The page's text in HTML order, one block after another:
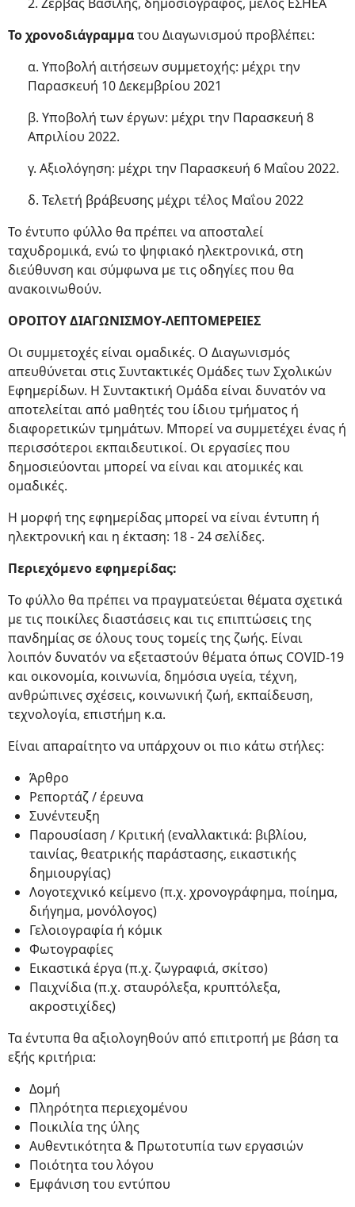
Το χρονοδιάγραμματου Διαγωνισμού προβλέπει:
α. Υποβολή αιτήσεων συμμετοχής: μέχρι την
Παρασκευή 10 Δεκεμβρίου 2021
β. Υποβολή των έργων: μέχρι την Παρασκευή 8
Απριλίου 2022.
γ. Αξιολόγηση: μέχρι την Παρασκευή 6 Μαΐου 2022.
δ. Τελετή βράβευσης μέχρι τέλος Μαΐου 2022
Το έντυπο φύλλο θα πρέπει να αποσταλεί
ταχυδρομικά, ενώ το ψηφιακό ηλεκτρονικά, στη
διεύθυνση και σύμφωνα με τις οδηγίες που θα
ανακοινωθούν.
ΟΡΟΙΤΟΥ ΔΙΑΓΩΝΙΣΜΟΥ-ΛΕΠΤΟΜΕΡΕΙΕΣ
Οι συμμετοχές είναι ομαδικές. Ο Διαγωνισμός
απευθύνεται στις Συντακτικές Ομάδες των Σχολικών
Εφημερίδων. Η Συντακτική Ομάδα είναι δυνατόν να
αποτελείται από μαθητές του ίδιου τμήματος ή
διαφορετικών τμημάτων. Μπορεί να συμμετέχει ένας ή
περισσότεροι εκπαιδευτικοί. Οι εργασίες που
δημοσιεύονται μπορεί να είναι και ατομικές και
ομαδικές.
Η μορφή της εφημερίδας μπορεί να είναι έντυπη ή
ηλεκτρονική και η έκταση: 18 - 24 σελίδες.
Περιεχόμενο εφημερίδας:
Το φύλλο θα πρέπει να πραγματεύεται θέματα σχετικά
με τις ποικίλες διαστάσεις και τις επιπτώσεις της
πανδημίας σε όλους τους τομείς της ζωής. Είναι
λοιπόν δυνατόν να εξεταστούν θέματα όπως COVID-19
και οικονομία, κοινωνία, δημόσια υγεία, τέχνη,
ανθρώπινες σχέσεις, κοινωνική ζωή, εκπαίδευση,
τεχνολογία, επιστήμη κ.α.
Είναι απαραίτητο να υπάρχουν οι πιο κάτω στήλες:
Άρθρο
Ρεπορτάζ / έρευνα
Συνέντευξη
Παρουσίαση / Κριτική (εναλλακτικά: βιβλίου,
ταινίας, θεατρικής παράστασης, εικαστικής
δημιουργίας)
Λογοτεχνικό κείμενο (π.χ. χρονογράφημα, ποίημα,
διήγημα, μονόλογος)
Γελοιογραφία ή κόμικ
Φωτογραφίες
Εικαστικά έργα (π.χ. ζωγραφιά, σκίτσο)
Παιχνίδια (π.χ. σταυρόλεξα, κρυπτόλεξα,
ακροστιχίδες)
Τα έντυπα θα αξιολογηθούν από επιτροπή με βάση τα
εξής κριτήρια:
Δομή
Πληρότητα περιεχομένου
Ποικιλία της ύλης
Αυθεντικότητα & Πρωτοτυπία των εργασιών
Ποιότητα του λόγου
Εμφάνιση του εντύπου